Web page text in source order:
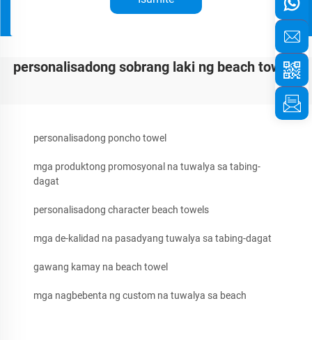
personalisadong sobrang laki ng beach towels
personalisadong poncho towel
mga produktong promosyonal na tuwalya sa tabing-
dagat
personalisadong character beach towels
mga de-kalidad na pasadyang tuwalya sa tabing-dagat
gawang kamay na beach towel
mga nagbebenta ng custom na tuwalya sa beach